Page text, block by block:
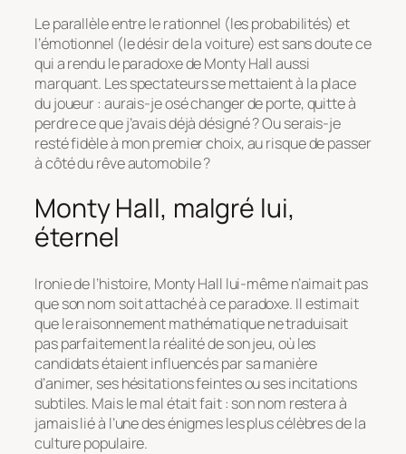
Le parallèle entre le rationnel (les probabilités) et
l’émotionnel (le désir de la voiture) est sans doute ce
qui a rendu le paradoxe de Monty Hall aussi
marquant. Les spectateurs se mettaient à la place
du joueur : aurais-je osé changer de porte, quitte à
perdre ce que j’avais déjà désigné ? Ou serais-je
resté fidèle à mon premier choix, au risque de passer
à côté du rêve automobile ?
Monty Hall, malgré lui,
éternel
Ironie de l’histoire, Monty Hall lui-même n’aimait pas
que son nom soit attaché à ce paradoxe. Il estimait
que le raisonnement mathématique ne traduisait
pas parfaitement la réalité de son jeu, où les
candidats étaient influencés par sa manière
d’animer, ses hésitations feintes ou ses incitations
subtiles. Mais le mal était fait : son nom restera à
jamais lié à l’une des énigmes les plus célèbres de la
culture populaire.